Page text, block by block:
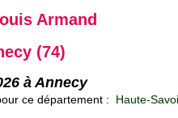
Armand
(74)
à Annecy
ce département : Haute-